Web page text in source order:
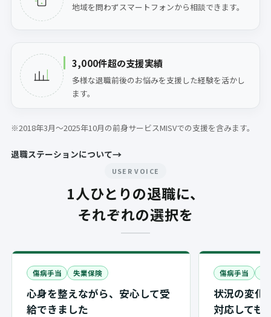
地域を問わずスマートフォンから相談できます。
3,000件超の支援実績
多様な退職前後のお悩みを支援した経験を活かし
ます。
※2018年3月〜2025年10月の前身サービスMISVでの支援を含みます。
退職ステーションについて→
USER VOICE
1人ひとりの退職に、
それぞれの選択を
傷病手当 失業保険
心身を整えながら、安心して受
給できました
傷病手当
状況の変化
対応しても